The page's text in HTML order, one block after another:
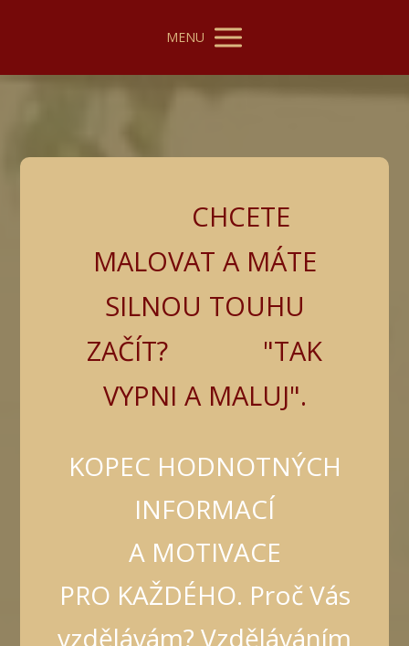
MENU
CHCETE
MALOVAT A MÁTE
SILNOU TOUHU
ZAČÍT? "TAK
VYPNI A MALUJ".
KOPEC HODNOTNÝCH
INFORMACÍ
A MOTIVACE
PRO KAŽDÉHO. Proč Vás
vzdělávám? Vzděláváním